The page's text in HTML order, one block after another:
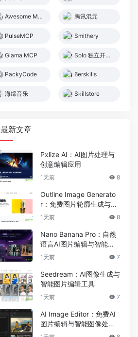
Awesome MCP Servers 腾讯混元
PulseMCP Smithery
Glama MCP Solo 独立开发者社区
PackyCode 6erskills
海绵音乐 Skillstore
最新文章
Pxlize AI：AI图片处理与
创意编辑应用
1天前 8
Outline Image Generato
r：免费图片轮廓生成与在
线图像编辑工具
1天前 8
Nano Banana Pro：自然
语言AI图片编辑与智能图
像处理工具
1天前 7
Seedream：AI图像生成与
智能图片编辑工具
1天前 7
AI Image Editor：免费AI
图片编辑与智能图像处理
工具